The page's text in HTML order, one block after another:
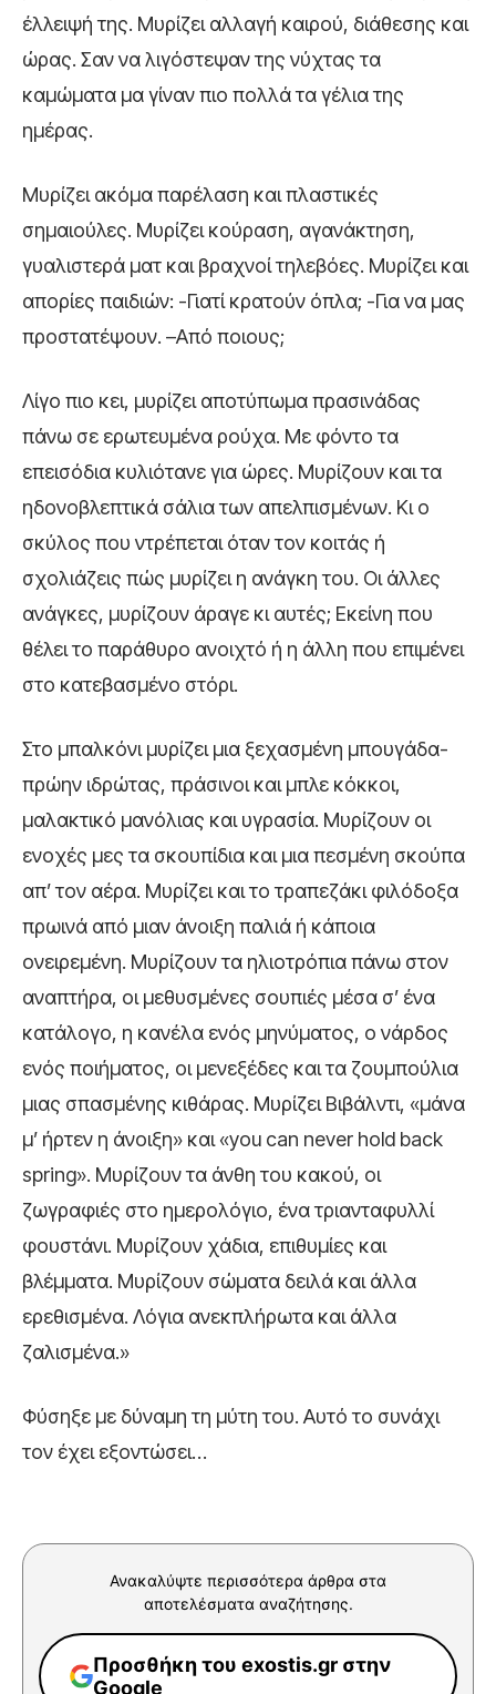
έλλειψή της. Μυρίζει αλλαγή καιρού, διάθεσης και
ώρας. Σαν να λιγόστεψαν της νύχτας τα
καμώματα μα γίναν πιο πολλά τα γέλια της
ημέρας.
Μυρίζει ακόμα παρέλαση και πλαστικές
σημαιούλες. Μυρίζει κούραση, αγανάκτηση,
γυαλιστερά ματ και βραχνοί τηλεβόες. Μυρίζει και
απορίες παιδιών: -Γιατί κρατούν όπλα; -Για να μας
προστατέψουν. –Από ποιους;
Λίγο πιο κει, μυρίζει αποτύπωμα πρασινάδας
πάνω σε ερωτευμένα ρούχα. Με φόντο τα
επεισόδια κυλιότανε για ώρες. Μυρίζουν και τα
ηδονοβλεπτικά σάλια των απελπισμένων. Κι ο
σκύλος που ντρέπεται όταν τον κοιτάς ή
σχολιάζεις πώς μυρίζει η ανάγκη του. Οι άλλες
ανάγκες, μυρίζουν άραγε κι αυτές; Εκείνη που
θέλει το παράθυρο ανοιχτό ή η άλλη που επιμένει
στο κατεβασμένο στόρι.
Στο μπαλκόνι μυρίζει μια ξεχασμένη μπουγάδα-
πρώην ιδρώτας, πράσινοι και μπλε κόκκοι,
μαλακτικό μανόλιας και υγρασία. Μυρίζουν οι
ενοχές μες τα σκουπίδια και μια πεσμένη σκούπα
απ’ τον αέρα. Μυρίζει και το τραπεζάκι φιλόδοξα
πρωινά από μιαν άνοιξη παλιά ή κάποια
ονειρεμένη. Μυρίζουν τα ηλιοτρόπια πάνω στον
αναπτήρα, οι μεθυσμένες σουπιές μέσα σ’ ένα
κατάλογο, η κανέλα ενός μηνύματος, ο νάρδος
ενός ποιήματος, οι μενεξέδες και τα ζουμπούλια
μιας σπασμένης κιθάρας. Μυρίζει Βιβάλντι, «μάνα
μ’ ήρτεν η άνοιξη» και «you can never hold back
spring». Μυρίζουν τα άνθη του κακού, οι
ζωγραφιές στο ημερολόγιο, ένα τριανταφυλλί
φουστάνι. Μυρίζουν χάδια, επιθυμίες και
βλέμματα. Μυρίζουν σώματα δειλά και άλλα
ερεθισμένα. Λόγια ανεκπλήρωτα και άλλα
ζαλισμένα.»
Φύσηξε με δύναμη τη μύτη του. Αυτό το συνάχι
τον έχει εξοντώσει…
Ανακαλύψτε περισσότερα άρθρα στα
αποτελέσματα αναζήτησης.
Προσθήκη του exostis.gr στην
Google